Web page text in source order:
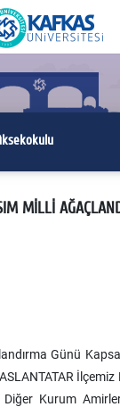
MİLLİ
Günü
İlçemiz
Kurum